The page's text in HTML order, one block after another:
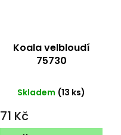
Koala velbloudí
75730
Skladem (13 ks)
71 Kč